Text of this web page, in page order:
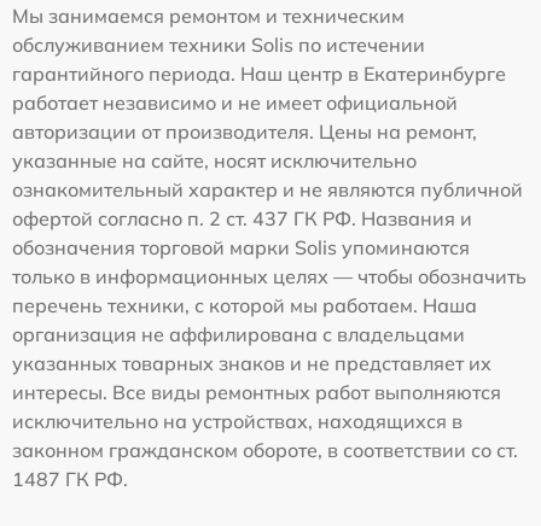
Мы занимаемся ремонтом и техническим
обслуживанием техники Solis по истечении
гарантийного периода. Наш центр в Екатеринбурге
работает независимо и не имеет официальной
авторизации от производителя. Цены на ремонт,
указанные на сайте, носят исключительно
ознакомительный характер и не являются публичной
офертой согласно п. 2 ст. 437 ГК РФ. Названия и
обозначения торговой марки Solis упоминаются
только в информационных целях — чтобы обозначить
перечень техники, с которой мы работаем. Наша
организация не аффилирована с владельцами
указанных товарных знаков и не представляет их
интересы. Все виды ремонтных работ выполняются
исключительно на устройствах, находящихся в
законном гражданском обороте, в соответствии со ст.
1487 ГК РФ.